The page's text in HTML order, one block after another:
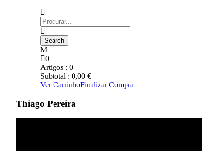
0
Artigos : 0
Subtotal : 0,00 €
Ver CarrinhoFinalizar Compra
Thiago Pereira